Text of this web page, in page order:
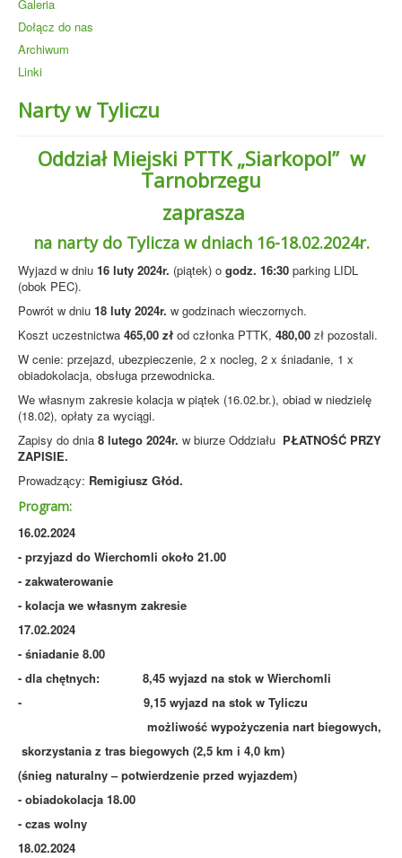
Galeria
Dołącz do nas
Archiwum
Linki
Narty w Tyliczu
Oddział Miejski PTTK „Siarkopol” w
Tarnobrzegu
zaprasza
na narty do Tylicza w dniach 16-18.02.2024r.
Wyjazd w dniu 16 luty 2024r. (piątek) o godz. 16:30 parking LIDL
(obok PEC).
Powrót w dniu 18 luty 2024r. w godzinach wieczornych.
Koszt uczestnictwa 465,00 zł od członka PTTK, 480,00 zł pozostali.
W cenie: przejazd, ubezpieczenie, 2 x nocleg, 2 x śniadanie, 1 x
obiadokolacja, obsługa przewodnicka.
We własnym zakresie kolacja w piątek (16.02.br.), obiad w niedzielę
(18.02), opłaty za wyciągi.
Zapisy do dnia 8 lutego 2024r. w biurze Oddziału PŁATNOŚĆ PRZY
ZAPISIE.
Prowadzący: Remigiusz Głód.
Program:
16.02.2024
- przyjazd do Wierchomli około 21.00
- zakwaterowanie
- kolacja we własnym zakresie
17.02.2024
- śniadanie 8.00
- dla chętnych: 8,45 wyjazd na stok w Wierchomli
- 9,15 wyjazd na stok w Tyliczu
możliwość wypożyczenia nart biegowych,
skorzystania z tras biegowych (2,5 km i 4,0 km)
(śnieg naturalny – potwierdzenie przed wyjazdem)
- obiadokolacja 18.00
- czas wolny
18.02.2024